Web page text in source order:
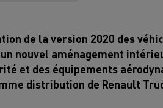
de la version 2020 des
nouvel aménagement
et des équipements
distribution de Renault